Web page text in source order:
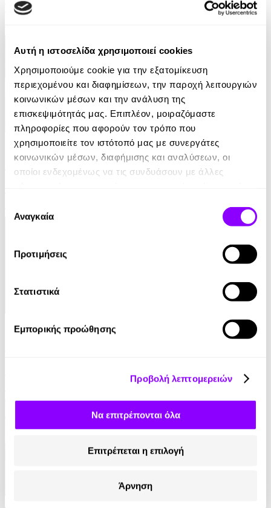
Αυτή η ιστοσελίδα χρησιμοποιεί cookies
Χρησιμοποιούμε cookie για την εξατομίκευση
περιεχομένου και διαφημίσεων, την παροχή λειτουργιών
κοινωνικών μέσων και την ανάλυση της
επισκεψιμότητάς μας. Επιπλέον, μοιραζόμαστε
πληροφορίες που αφορούν τον τρόπο που
χρησιμοποιείτε τον ιστότοπό μας με συνεργάτες
κοινωνικών μέσων, διαφήμισης και αναλύσεων, οι
οποίοι ενδεχομένως να τις συνδυάσουν με άλλες
των υπηρεσιών τους.
συγκατάθεσης
Αναγκαία
Προτιμήσεις
Στατιστικά
Εμπορικής προώθησης
Προβολή λεπτομερειών
Να επιτρέπονται όλα
Επιτρέπεται η επιλογή
Άρνηση
Yrsa Sigurdardottir
eBook
Αυτοί που επέζησαν
10.99€
eBook